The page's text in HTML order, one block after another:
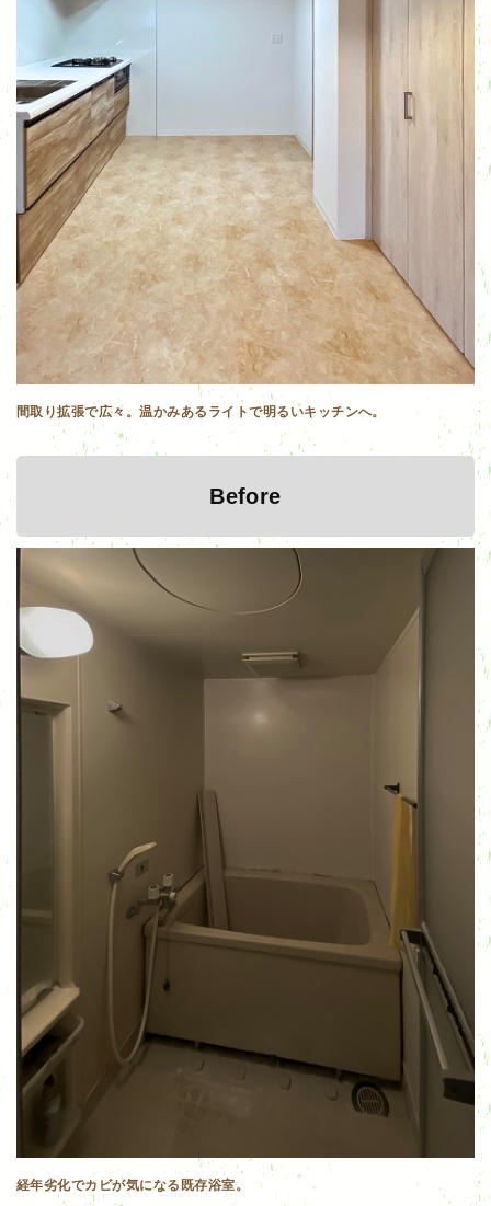
間取り拡張で広々。温かみあるライトで明るいキッチンへ。
Before
経年劣化でカビが気になる既存浴室。